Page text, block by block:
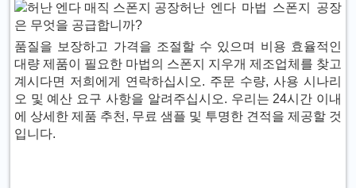
허난 엔다 마법 스폰지 공장
은 무엇을 공급합니까?
품질을 보장하고 가격을 조절할 수 있으며 비용 효율적인
대량 제품이 필요한 마법의 스폰지 지우개 제조업체를 찾고
계시다면 저희에게 연락하십시오. 주문 수량, 사용 시나리
오 및 예산 요구 사항을 알려주십시오. 우리는 24시간 이내
에 상세한 제품 추천, 무료 샘플 및 투명한 견적을 제공할 것
입니다.